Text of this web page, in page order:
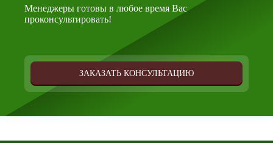
Менеджеры готовы в любое время Вас
проконсультировать!
ЗАКАЗАТЬ КОНСУЛЬТАЦИЮ